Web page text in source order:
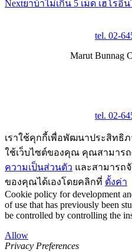
Nextยาบ้าไม่เกิน 5 เม็ด เฮโรอี
tel. 02-
Marut Bunnag
tel. 02-
เราใช้คุกกี้เพื่อพัฒนาประสิทธิ
ใช้เว็บไซต์ของคุณ คุณสามารถ
ความเป็นส่วนตัว และสามารถ
ของคุณได้เองโดยคลิกที่ ตั้งค่า
Cookie policy for development
of use that has previously been
be controlled by controlling the
Allow
Privacy Preferences